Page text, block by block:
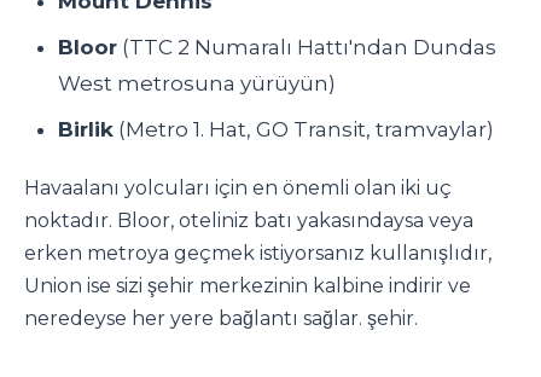
Bloor (TTC 2 Numaralı Hattı'ndan Dundas
West metrosuna yürüyün)
Birlik (Metro 1. Hat, GO Transit, tramvaylar)
Havaalanı yolcuları için en önemli olan iki uç
noktadır. Bloor, oteliniz batı yakasındaysa veya
erken metroya geçmek istiyorsanız kullanışlıdır,
Union ise sizi şehir merkezinin kalbine indirir ve
neredeyse her yere bağlantı sağlar. şehir.